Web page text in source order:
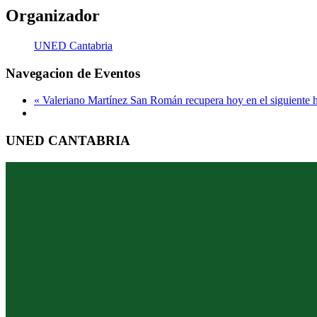
Organizador
UNED Cantabria
Navegacion de Eventos
« Valeriano Martínez San Román recupera hoy en el siguiente
UNED CANTABRIA